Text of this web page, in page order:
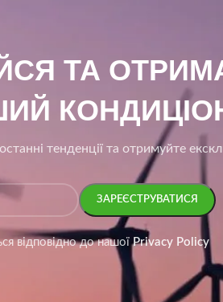
ТА
тенденції та отримуйте
відповідно до нашоїPrivacy Policy